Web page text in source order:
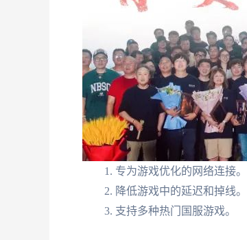
专为游戏优化的网络连接。
降低游戏中的延迟和掉线。
支持多种热门国服游戏。